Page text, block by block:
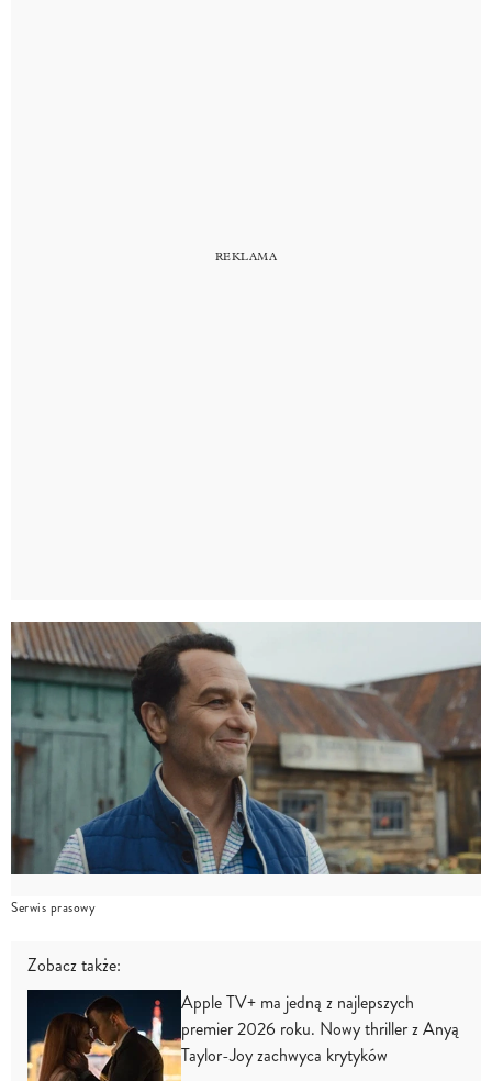
Serwis prasowy
Zobacz także:
Apple TV+ ma jedną z najlepszych
premier 2026 roku. Nowy thriller z Anyą
Taylor-Joy zachwyca krytyków